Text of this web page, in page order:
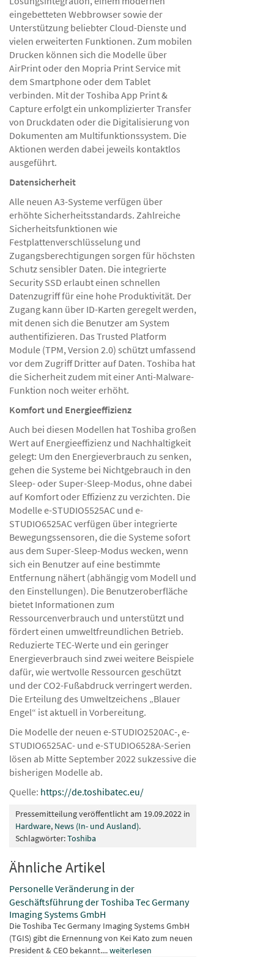
eingebetteten Webbrowser sowie der
Unterstützung beliebter Cloud-Dienste und
vielen erweiterten Funktionen. Zum mobilen
Drucken können sich die Modelle über
AirPrint oder den Mopria Print Service mit
dem Smartphone oder dem Tablet
verbinden. Mit der Toshiba App Print &
Capture erfolgt ein unkomplizierter Transfer
von Druckdaten oder die Digitalisierung von
Dokumenten am Multifunktionssystem. Die
Aktionen werden dabei jeweils kontaktlos
ausgeführt.
Datensicherheit
Alle neuen A3-Systeme verfügen über
erhöhte Sicherheitsstandards. Zahlreiche
Sicherheitsfunktionen wie
Festplattenverschlüsselung und
Zugangsberechtigungen sorgen für höchsten
Schutz sensibler Daten. Die integrierte
Security SSD erlaubt einen schnellen
Datenzugriff für eine hohe Produktivität. Der
Zugang kann über ID-Karten geregelt werden,
mit denen sich die Benutzer am System
authentifizieren. Das Trusted Platform
Module (TPM, Version 2.0) schützt umfassend
vor dem Zugriff Dritter auf Daten. Toshiba hat
die Sicherheit zudem mit einer Anti-Malware-
Funktion noch weiter erhöht.
Komfort und Energieeffizienz
Auch bei diesen Modellen hat Toshiba großen
Wert auf Energieeffizienz und Nachhaltigkeit
gelegt: Um den Energieverbrauch zu senken,
gehen die Systeme bei Nichtgebrauch in den
Sleep- oder Super-Sleep-Modus, ohne dabei
auf Komfort oder Effizienz zu verzichten. Die
Modelle e-STUDIO5525AC und e-
STUDIO6525AC verfügen über integrierte
Bewegungssensoren, die die Systeme sofort
aus dem Super-Sleep-Modus wecken, wenn
sich ein Benutzer auf eine bestimmte
Entfernung nähert (abhängig vom Modell und
den Einstellungen). Die Benutzeroberfläche
bietet Informationen zum
Ressourcenverbrauch und unterstützt und
fördert einen umweltfreundlichen Betrieb.
Reduzierte TEC-Werte und ein geringer
Energieverbrauch sind zwei weitere Beispiele
dafür, wie wertvolle Ressourcen geschützt
und der CO2-Fußabdruck verringert werden.
Die Erteilung des Umweltzeichens „Blauer
Engel“ ist aktuell in Vorbereitung.
Die Modelle der neuen e-STUDIO2520AC-, e-
STUDIO6525AC- und e-STUDIO6528A-Serien
lösen ab Mitte September 2022 sukzessive die
bisherigen Modelle ab.
Quelle: https://de.toshibatec.eu/
Pressemitteilung veröffentlicht am 19.09.2022 in
Hardware, News (In- und Ausland).
Schlagwörter:Toshiba
Ähnliche Artikel
Personelle Veränderung in der
Geschäftsführung der Toshiba Tec Germany
Imaging Systems GmbH
Die Toshiba Tec Germany Imaging Systems GmbH
(TGIS) gibt die Ernennung von Kei Kato zum neuen
President & CEO bekannt....weiterlesen